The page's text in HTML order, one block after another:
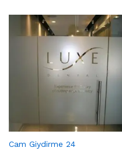
Cam Giydirme 24